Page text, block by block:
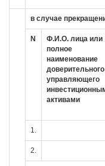
в случае
N
Ф.И.О. лица или
полное
наименование
доверительного
управляющего
активами
1.
2.